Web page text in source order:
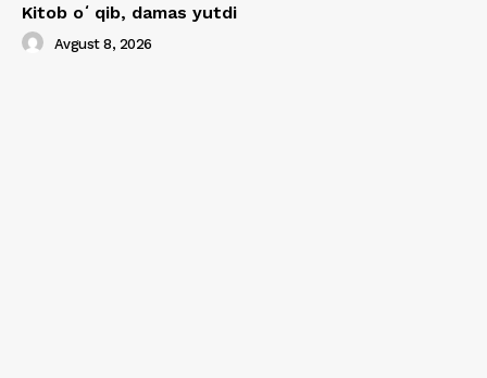
Kitob oʻqib, damas yutdi
Avgust 8, 2026